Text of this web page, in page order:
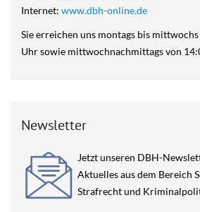
Internet: www.dbh-online.de
Sie erreichen uns montags bis
Uhr sowie mittwochnachmittags von
Newsletter
Jetzt unseren DBH-
Aktuelles aus dem Bereich
Strafrecht und